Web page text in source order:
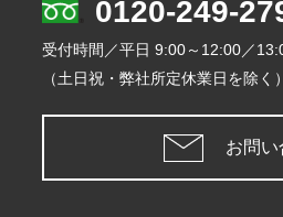
0120-249-
受付時間／平日 9:00～12:00／
（土日祝・弊社所定休業日を除く）
お問